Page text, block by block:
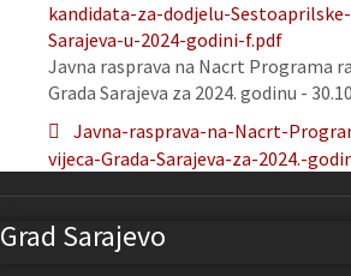
kandidata-za-dodjelu-
Sarajeva-u-2024-godini-f.pdf
Javna rasprava na Nacrt Programa
Grada Sarajeva za 2024. godinu -
Javna-rasprava-na-Nacrt-
vijeca-Grada-Sarajeva-za-2024.-
Grad Sarajevo